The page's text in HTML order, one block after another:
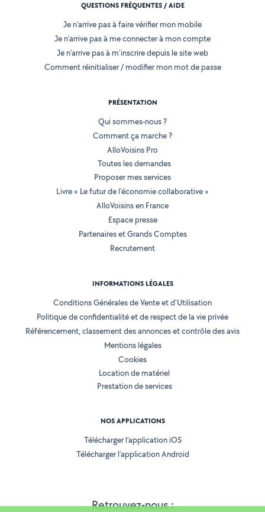
Retrouvez-nous :
QUESTIONS FRÉQUENTES / AIDE
Je n'arrive pas à faire vérifier mon mobile
Je n'arrive pas à me connecter à mon compte
Je n'arrive pas à m'inscrire depuis le site web
Comment réinitialiser / modifier mon mot de passe
PRÉSENTATION
Qui sommes-nous ?
Comment ça marche ?
AlloVoisins Pro
Toutes les demandes
Proposer mes services
Livre « Le futur de l'économie collaborative »
AlloVoisins en France
Espace presse
Partenaires et Grands Comptes
Recrutement
INFORMATIONS LÉGALES
Conditions Générales de Vente et d'Utilisation
Politique de confidentialité et de respect de la vie privée
Référencement, classement des annonces et contrôle des avis
Mentions légales
Cookies
Location de matériel
Prestation de services
NOS APPLICATIONS
Télécharger l’application iOS
Télécharger l’application Android